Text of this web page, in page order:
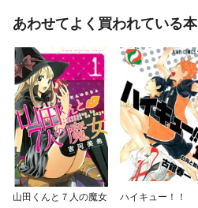
あわせてよく買われている本
山田くんと７人の魔女 ハイキュー！！